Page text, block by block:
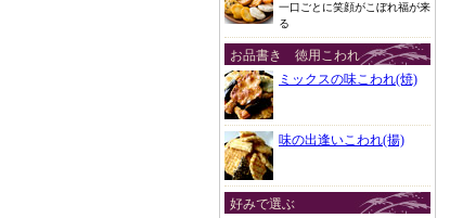
一口ごとに笑顔がこぼれ福が来
る
お品書き 徳用こわれ
ミックスの味こわれ(焼)
味の出逢いこわれ(揚)
好みで選ぶ